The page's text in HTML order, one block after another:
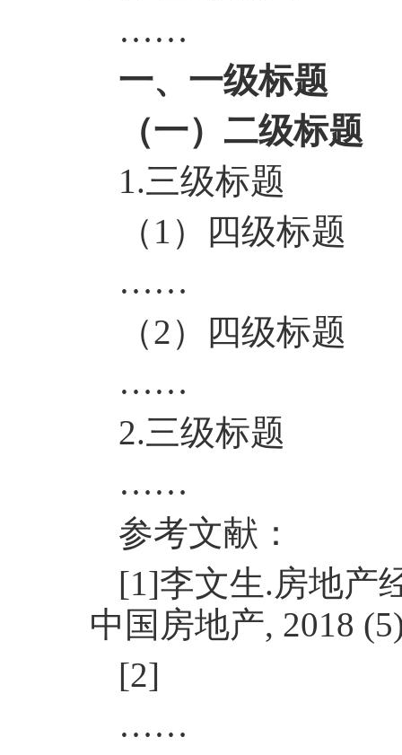
……
一、一级标题
（一）二级标题
1.三级标题
（ 1 ）四级标题
……
（2）四级标题
……
2.三级标题
……
参考文献：
[1]李文生.房地产
中国房地产, 2018
[2]
……